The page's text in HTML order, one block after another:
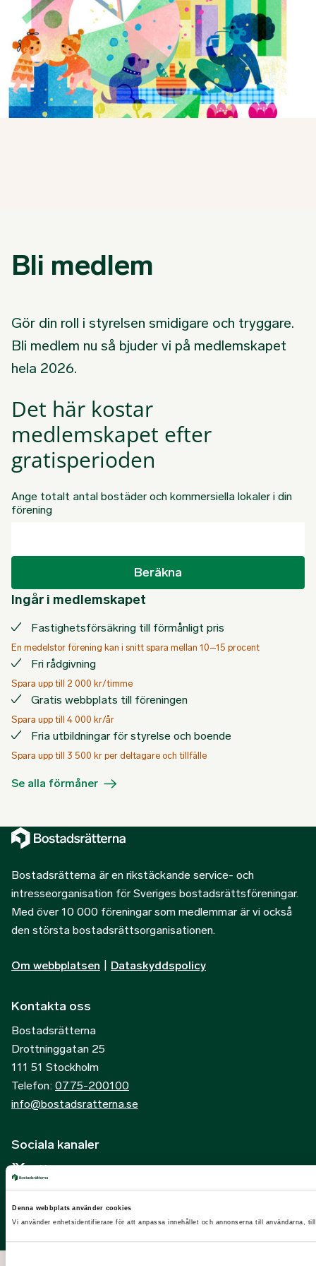
Denna webbplats använder cookies
Vi använder enhetsidentifierare för att anpassa innehållet och annonserna till användarna,
Bli medlem
Gör din roll i styrelsen smidigare och tryggare.
Bli medlem nu så bjuder vi på medlemskapet
hela 2026.
Det här kostar
medlemskapet efter
gratisperioden
Ange totalt antal bostäder och kommersiella lokaler i din
förening
Beräkna
Ingår i medlemskapet
Fastighetsförsäkring till förmånligt pris
En medelstor förening kan i snitt spara mellan 10–15 procent
Fri rådgivning
Spara upp till 2 000 kr/timme
Gratis webbplats till föreningen
Spara upp till 4 000 kr/år
Fria utbildningar för styrelse och boende
Spara upp till 3 500 kr per deltagare och tillfälle
Se alla förmåner
Bostadsrätterna är en rikstäckande service- och
intresseorganisation för Sveriges bostadsrättsföreningar.
Med över 10 000 föreningar som medlemmar är vi också
den största bostadsrättsorganisationen.
Om webbplatsen Dataskyddspolicy
Kontakta oss
Bostadsrätterna
Drottninggatan 25
111 51 Stockholm
Telefon: 0775-200100
info@bostadsratterna.se
Sociala kanaler
X
Facebook
LinkedIn